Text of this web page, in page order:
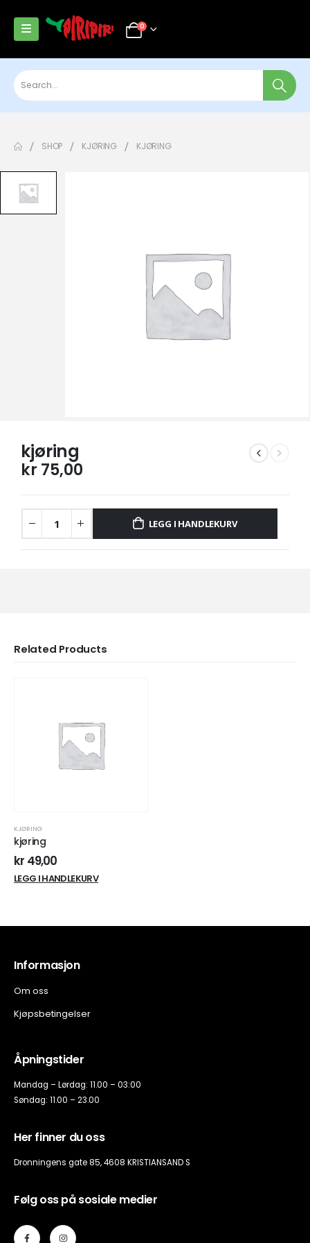
0
SHOP KJØRING KJØRING
kjøring
kr 75,00
LEGG I HANDLEKURV
Related Products
KJØRING
kjøring
kr 49,00
LEGG I HANDLEKURV
Informasjon
Om oss
Kjøpsbetingelser
Åpningstider
Mandag – Lørdag: 11.00 – 03:00
Søndag: 11.00 – 23.00
Her finner du oss
Dronningens gate 85, 4608 KRISTIANSAND S
Følg oss på sosiale medier